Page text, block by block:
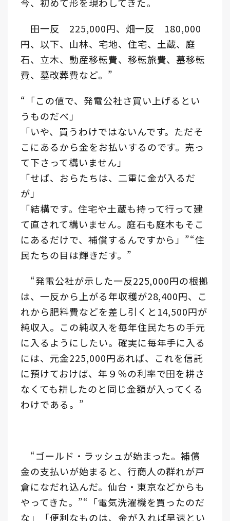
田一反 225,000円、畑一反 180,000
円、以下、山林、宅地、住宅、土蔵、庭
石、立木、動産移転費、移転旅費、墓移転
費、墓改葬費など。”
“「この値で、発電公社さ買い上げるとい
うものだべ」
「いや、買うわけではないんです。ただそ
こにあるから金をお払いするのです。売っ
て下さって構いません」
「せば、おらたちは、二重に金が入るだ
が」
「結構です。住宅や土蔵も持って行って建
て直されて構いません。庭石も庭木もそこ
にあるだけで、補償するんですから」”“住
民たちの目は輝きだす。”
“発電公社が示した一反225,000円の根拠
は、一反から上がる年収穫が28,400円、こ
れから肥料費などを差し引くと14,500円が
純収入。この純収入を毎年住民たちの手元
に入るようにしたい。確実に毎年手に入る
には、元金225,000円あれば、これを信託
に預けておけば、年９％の利率で田を耕さ
なくても耕したのと同じ金額が入ってくる
わけである。”
“ゴールド・ラッシュが始まった。補償
金の支払いが始まると、行商人の群れが戸
倉になだれ込んだ。仙台・東京などからも
やってきた。”“「電気洗濯機を買ったのだ
な」「便利なものは、金が入れば早速とい